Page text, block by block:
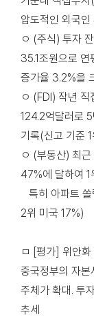
압도적인 외국인
ㅇ (주식) 투자
35.1조원으로
증가율 3.2%을
ㅇ (FDI) 작년
124.2억달러로
기록(신고 기준
ㅇ (부동산) 최
47%에 달하여 1
특히 아파트
2위 미국 17%)
ㅁ [평가] 위안
중국정부의 자
주체가 확대. 투
추세